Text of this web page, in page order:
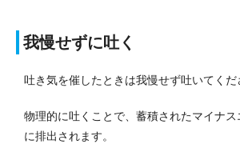
我慢せずに吐く
吐き気を催したときは我慢せず吐いてくだ
物理的に吐くことで、蓄積されたマイナ
に排出されます。